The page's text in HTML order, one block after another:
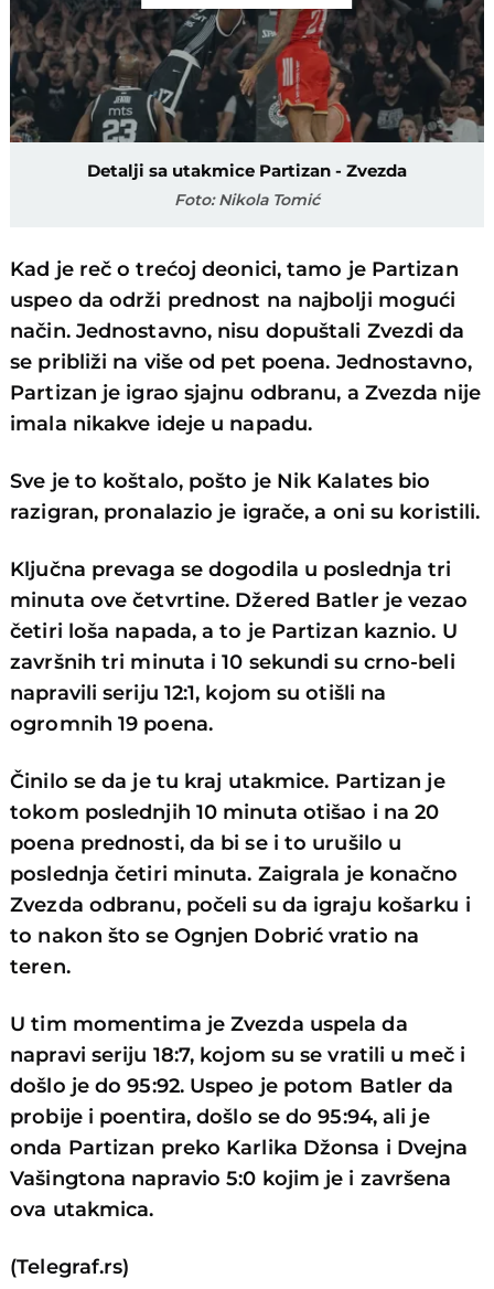
Detalji sa utakmice Partizan - Zvezda
Foto: Nikola Tomić
Kad je reč o trećoj deonici, tamo je Partizan
uspeo da održi prednost na najbolji mogući
način. Jednostavno, nisu dopuštali Zvezdi da
se približi na više od pet poena. Jednostavno,
Partizan je igrao sjajnu odbranu, a Zvezda nije
imala nikakve ideje u napadu.
Sve je to koštalo, pošto je Nik Kalates bio
razigran, pronalazio je igrače, a oni su koristili.
Ključna prevaga se dogodila u poslednja tri
minuta ove četvrtine. Džered Batler je vezao
četiri loša napada, a to je Partizan kaznio. U
završnih tri minuta i 10 sekundi su crno-beli
napravili seriju 12:1, kojom su otišli na
ogromnih 19 poena.
Činilo se da je tu kraj utakmice. Partizan je
tokom poslednjih 10 minuta otišao i na 20
poena prednosti, da bi se i to urušilo u
poslednja četiri minuta. Zaigrala je konačno
Zvezda odbranu, počeli su da igraju košarku i
to nakon što se Ognjen Dobrić vratio na
teren.
U tim momentima je Zvezda uspela da
napravi seriju 18:7, kojom su se vratili u meč i
došlo je do 95:92. Uspeo je potom Batler da
probije i poentira, došlo se do 95:94, ali je
onda Partizan preko Karlika Džonsa i Dvejna
Vašingtona napravio 5:0 kojim je i završena
ova utakmica.
(Telegraf.rs)